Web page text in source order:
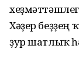
Хәҙер беҙҙең
ҙур шатлыҡ